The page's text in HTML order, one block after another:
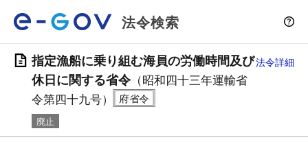
法令検索
指定漁船に乗り組む海員の労働時間及び
休日に関する省令（昭和四十三年運輸省
令第四十九号）
廃止
法令詳細